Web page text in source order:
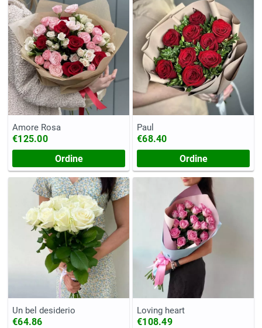
Amore Rosa
€125.00
Ordine
Paul
€68.40
Ordine
Un bel desiderio
€64.86
Loving heart
€108.49